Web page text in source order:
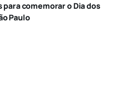
para comemorar o Dia dos
Paulo